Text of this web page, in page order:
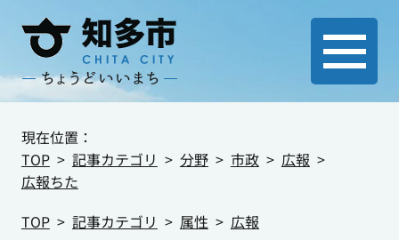
現在位置：
TOP
記事カテゴリ 分野 市政
広報
広報ちた
TOP
記事カテゴリ 属性
広報